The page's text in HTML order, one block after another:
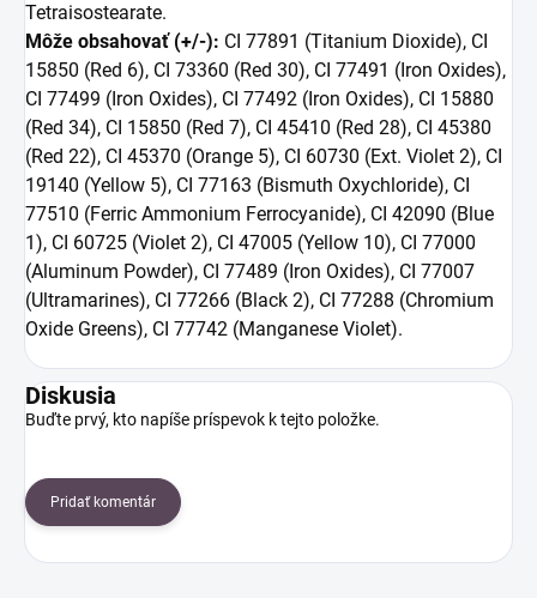
Tetraisostearate.
Môže obsahovať (+/-): CI 77891 (Titanium Dioxide), CI
15850 (Red 6), CI 73360 (Red 30), CI 77491 (Iron Oxides),
CI 77499 (Iron Oxides), CI 77492 (Iron Oxides), CI 15880
(Red 34), CI 15850 (Red 7), CI 45410 (Red 28), CI 45380
(Red 22), CI 45370 (Orange 5), CI 60730 (Ext. Violet 2), CI
19140 (Yellow 5), CI 77163 (Bismuth Oxychloride), CI
77510 (Ferric Ammonium Ferrocyanide), CI 42090 (Blue
1), CI 60725 (Violet 2), CI 47005 (Yellow 10), CI 77000
(Aluminum Powder), CI 77489 (Iron Oxides), CI 77007
(Ultramarines), CI 77266 (Black 2), CI 77288 (Chromium
Oxide Greens), CI 77742 (Manganese Violet).
Diskusia
Buďte prvý, kto napíše príspevok k tejto položke.
Pridať komentár